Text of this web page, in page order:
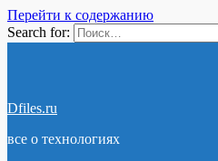
Перейти к содержанию
Search for:
Dfiles.ru
все о технологиях